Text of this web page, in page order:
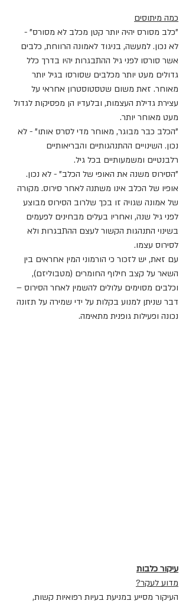
כמה מיתוסים
"כלב מסורס יהיה יותר קטן מכלב לא מסורס" -
לא נכון. למעשה, בניגוד לאמונה הרווחת, כלבים
אשר סורסו לפני גיל ההתבגרות יהיו בדרך כלל
גדולים מעט יותר מכלבים שסורסו בגיל יותר
מאוחר. זאת משום שטסטוסטרון אחראי על
עצירת גדילת העצמות, ובלעדיו הן מפסיקות לגדול
מעט מאוחר יותר.
"הכלב כבר מבוגר, מאוחר מדי לסרס אותו" - לא
נכון. השינויים ההתנהגותיים והבריאותיים
רלבנטיים ומשמעותיים בכל גיל.
"הסירוס משנה את האופי של הכלב" - לא נכון.
אופיו של הכלב אינו משתנה לאחר סירוס. מקורה
של אמונה שגויה זו בכך שלרוב הסירוס מבוצע
לפני גיל שנה, ואחריו בעלים מבחינים לפעמים
בשינוי התנהגות הקשור לעצם ההתבגרות ולא
לסירוס עצמו.
עם זאת, יש לזכור כי הורמוני המין אחראים בין
השאר על קצב חילוף החומרים (מטבוליזם),
וכלבים מסוימים עלולים להשמין לאחר הסירוס –
דבר שניתן למנוע בקלות על ידי שמירה על תזונה
נכונה ופעילות גופנית מתאימה.
עיקור כלבות
מדוע לעקר?
העיקור מסייע במניעת בעיות רפואיות קשות,